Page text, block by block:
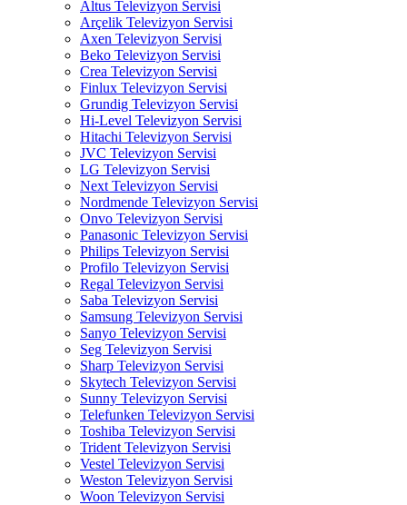
Altus Televizyon Servisi
Arçelik Televizyon Servisi
Axen Televizyon Servisi
Beko Televizyon Servisi
Crea Televizyon Servisi
Finlux Televizyon Servisi
Grundig Televizyon Servisi
Hi-Level Televizyon Servisi
Hitachi Televizyon Servisi
JVC Televizyon Servisi
LG Televizyon Servisi
Next Televizyon Servisi
Nordmende Televizyon Servisi
Onvo Televizyon Servisi
Panasonic Televizyon Servisi
Philips Televizyon Servisi
Profilo Televizyon Servisi
Regal Televizyon Servisi
Saba Televizyon Servisi
Samsung Televizyon Servisi
Sanyo Televizyon Servisi
Seg Televizyon Servisi
Sharp Televizyon Servisi
Skytech Televizyon Servisi
Sunny Televizyon Servisi
Telefunken Televizyon Servisi
Toshiba Televizyon Servisi
Trident Televizyon Servisi
Vestel Televizyon Servisi
Weston Televizyon Servisi
Woon Televizyon Servisi